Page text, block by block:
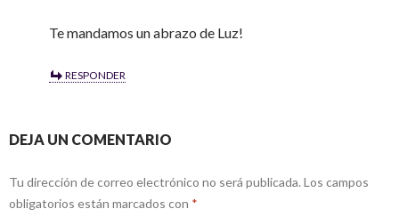
Te mandamos un abrazo de Luz!
RESPONDER
DEJA UN COMENTARIO
Tu dirección de correo electrónico no será publicada. Los campos
obligatorios están marcados con *